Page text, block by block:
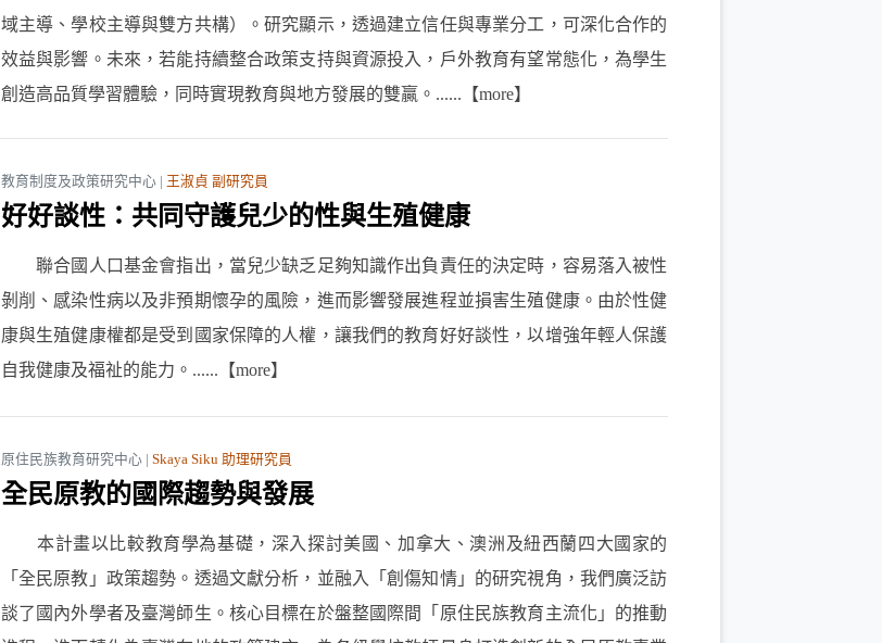
域主導、學校主導與雙方共構）。研究顯示，透過建立信任與專業分工，可深化合作的
效益與影響。未來，若能持續整合政策支持與資源投入，戶外教育有望常態化，為學生
創造高品質學習體驗，同時實現教育與地方發展的雙贏。......【more】
教育制度及政策研究中心 | 王淑貞 副研究員
好好談性：共同守護兒少的性與生殖健康
聯合國人口基金會指出，當兒少缺乏足夠知識作出負責任的決定時，容易落入被性
剝削、感染性病以及非預期懷孕的風險，進而影響發展進程並損害生殖健康。由於性健
康與生殖健康權都是受到國家保障的人權，讓我們的教育好好談性，以增強年輕人保護
自我健康及福祉的能力。......【more】
原住民族教育研究中心 | Skaya Siku 助理研究員
全民原教的國際趨勢與發展
本計畫以比較教育學為基礎，深入探討美國、加拿大、澳洲及紐西蘭四大國家的
「全民原教」政策趨勢。透過文獻分析，並融入「創傷知情」的研究視角，我們廣泛訪
談了國內外學者及臺灣師生。核心目標在於盤整國際間「原住民族教育主流化」的推動